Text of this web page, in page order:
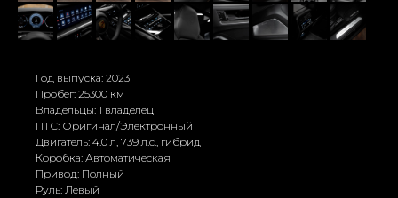
Год выпуска: 2023
Пробег: 25300 км
Владельцы: 1 владелец
ПТС: Оригинал/Электронный
Двигатель: 4.0 л, 739 л.с., гибрид
Коробка: Автоматическая
Привод: Полный
Руль: Левый